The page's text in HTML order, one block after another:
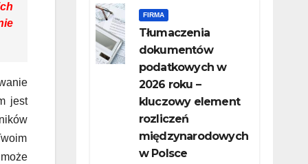
jest
FIRMA
Tłumaczenia
dokumentów
podatkowych w
2026 roku –
kluczowy element
rozliczeń
międzynarodowych
w Polsce